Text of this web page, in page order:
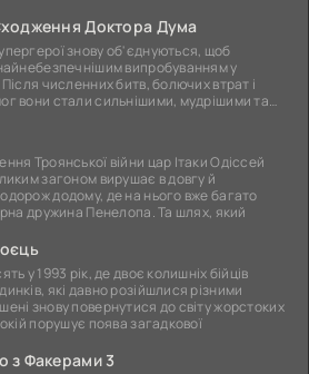
Доктора Дума
знову об'єднуються, щоб
випробуванням у
численних битв, болючих втрат і
вони стали сильнішими, мудрішими та
Троянської війни цар Ітаки Одіссей
загоном вирушає в довгу й
додому, де на нього вже багато
дружина Пенелопа. Та шлях, який
у 1993 рік, де двоє колишніх бійців
які давно розійшлися різними
знову повернутися до світу жорстоких
порушує поява загадкової
з Факерами 3